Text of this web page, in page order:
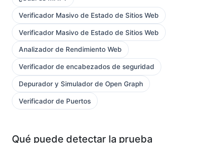
Verificador Masivo de Estado de Sitios Web
Verificador Masivo de Estado de Sitios Web
Analizador de Rendimiento Web
Verificador de encabezados de seguridad
Depurador y Simulador de Open Graph
Verificador de Puertos
Qué puede detectar la prueba